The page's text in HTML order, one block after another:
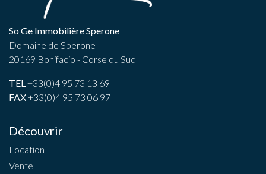
So Ge Immobilière Sperone
Domaine de Sperone
20169 Bonifacio - Corse du Sud
TEL+33(0)4 95 73 13 69
FAX+33(0)4 95 73 06 97
Découvrir
Location
Vente